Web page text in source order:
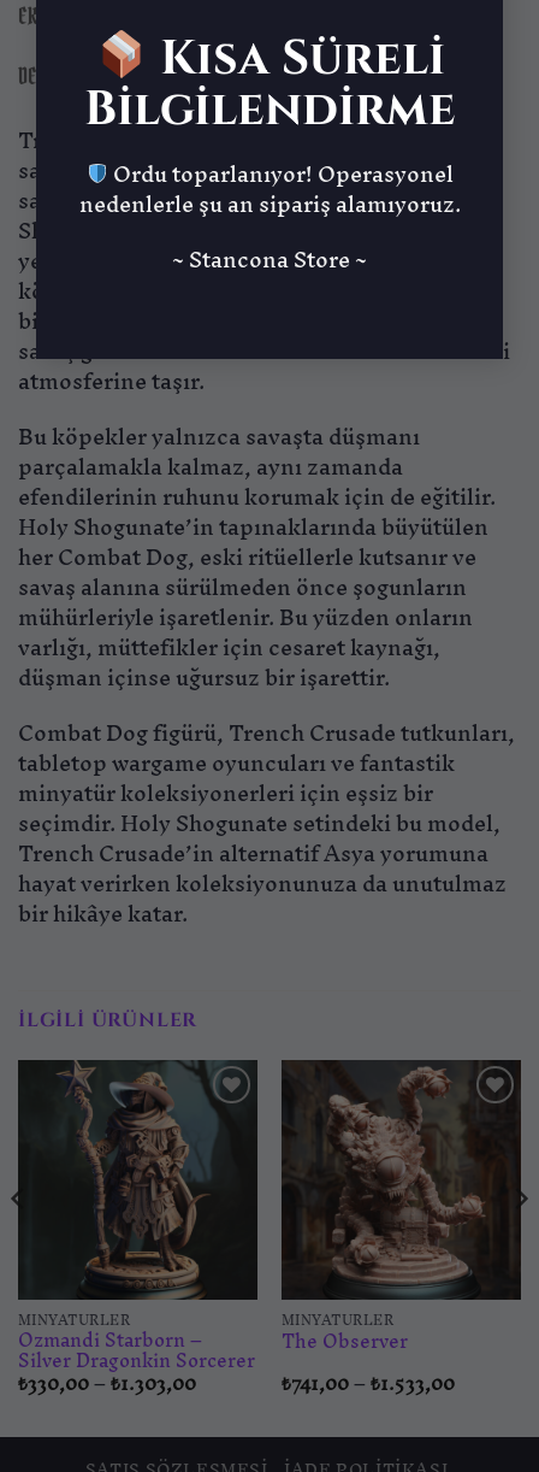
Kısa Süreli
Bilgilendirme
Ordu toparlanıyor! Operasyonel
nedenlerle şu an sipariş alamıyoruz.
~ Stancona Store ~
EK BILGI
DEĞERLENDIRMELER (0)
Trench Crusade’in kan ve çamurla yoğrulmuş
savaş alanlarında insanların yanında yürüyen
sadık dostlar da vardır. Combat Dog, Holy
Shogunate’in uzak doğu ordularında
yetiştirilmiş, hem kutsal hem de lanetli
köpeklerdir. New Antioch’un zırhlı
birliklerinden esinlenen bu figür, Asya’nın
savaş geleneklerini Trench Crusade’in kasvetli
atmosferine taşır.
Bu köpekler yalnızca savaşta düşmanı
parçalamakla kalmaz, aynı zamanda
efendilerinin ruhunu korumak için de eğitilir.
Holy Shogunate’in tapınaklarında büyütülen
her Combat Dog, eski ritüellerle kutsanır ve
savaş alanına sürülmeden önce şogunların
mühürleriyle işaretlenir. Bu yüzden onların
varlığı, müttefikler için cesaret kaynağı,
düşman içinse uğursuz bir işarettir.
Combat Dog figürü, Trench Crusade tutkunları,
tabletop wargame oyuncuları ve fantastik
minyatür koleksiyonerleri için eşsiz bir
seçimdir. Holy Shogunate setindeki bu model,
Trench Crusade’in alternatif Asya yorumuna
hayat verirken koleksiyonunuza da unutulmaz
bir hikâye katar.
İLGILI ÜRÜNLER
İstek
listesine
ekle
MINYATÜRLER
Ozmandi Starborn –
Silver Dragonkin Sorcerer
₺330,00–₺1.303,00Fiyat
aralığı:
-
₺1.303,00
İstek
listesine
ekle
MINYATÜRLER
The Observer
₺741,00–₺1.533,00Fiyat
aralığı:
-
₺1.533,00